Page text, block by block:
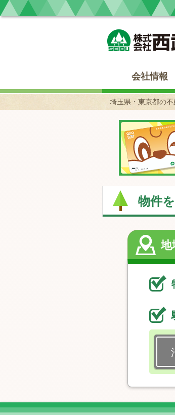
会社情報
埼玉県・東京都の不
物件
地